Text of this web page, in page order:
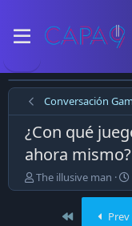
Conversación
¿Con qué
ahora mismo?
E
m
The illusive man
First Prev